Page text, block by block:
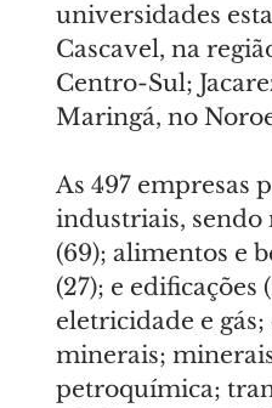
universidades
Cascavel, na
Centro-Sul;
Maringá, no
As 497 empresas
industriais, sendo
(69); alimentos e
(27); e
eletricidade e
minerais;
petroquímica;